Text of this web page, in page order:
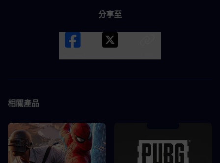
分享至
相關產品